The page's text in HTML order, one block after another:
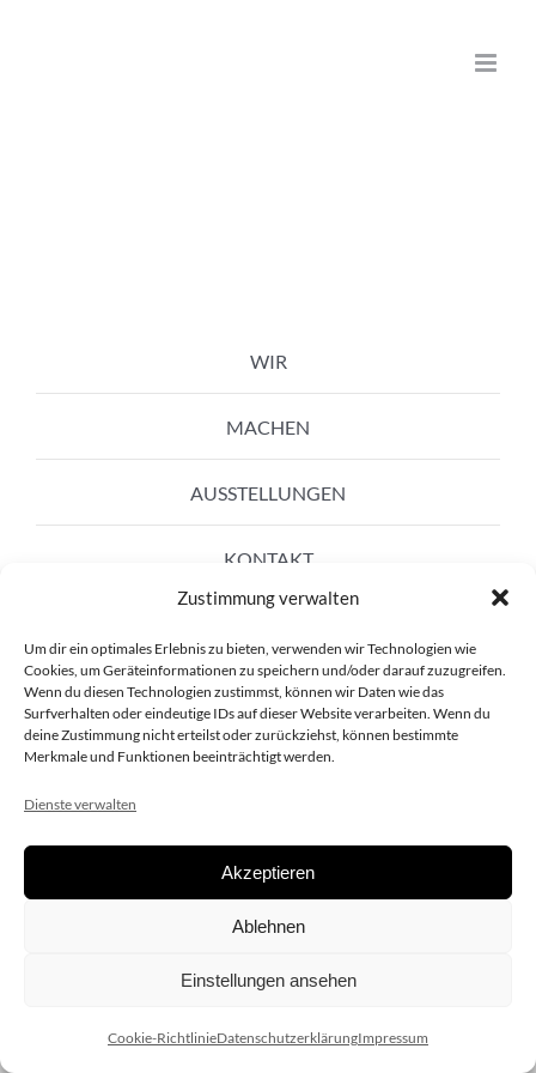
Zustimmung verwalten
Um dir ein optimales Erlebnis zu bieten, verwenden wir Technologien wie
Cookies, um Geräteinformationen zu speichern und/oder darauf zuzugreifen.
Wenn du diesen Technologien zustimmst, können wir Daten wie das
Surfverhalten oder eindeutige IDs auf dieser Website verarbeiten. Wenn du
deine Zustimmung nicht erteilst oder zurückziehst, können bestimmte
Merkmale und Funktionen beeinträchtigt werden.
Dienste verwalten
Akzeptieren
Ablehnen
Einstellungen ansehen
Cookie-RichtlinieDatenschutzerklärungImpressum
WIR
MACHEN
AUSSTELLUNGEN
KONTAKT
Copyright 2020 dieSCHAUsteller.at |Datenschützerklärung|
| Design:www.ARGEntur.at